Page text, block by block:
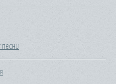
песни